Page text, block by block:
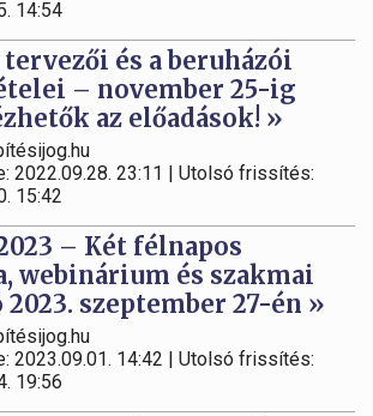
14:54
és a beruházói
– november 25-ig
az előadások! »
2022.09.28. 23:11 | Utolsó frissítés:
15:42
– Két félnapos
webinárium és szakmai
szeptember 27-én »
2023.09.01. 14:42 | Utolsó frissítés:
19:56